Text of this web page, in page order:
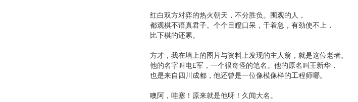
红白双方对弈的热火朝天，不分胜负。围观的人，
都观棋不语真君子。个个目瞪口呆，干着急，有劲使不上，
比下棋的还累。
方才，我在墙上的图片与资料上发现的主人翁，就是这位老者。
他的名字叫电E军，一个很奇怪的笔名。他的原名叫王新华，
也是来自四川成都，他还曾是一位像模像样的工程师哪。
噢阿，哇塞！原来就是他呀！久闻大名。